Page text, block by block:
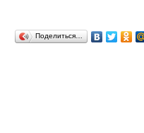
Поделиться…